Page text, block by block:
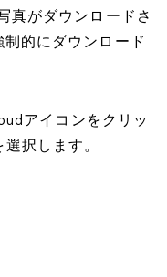
真がダウンロードさ
的にダウンロード
アイコンをクリッ
択します。